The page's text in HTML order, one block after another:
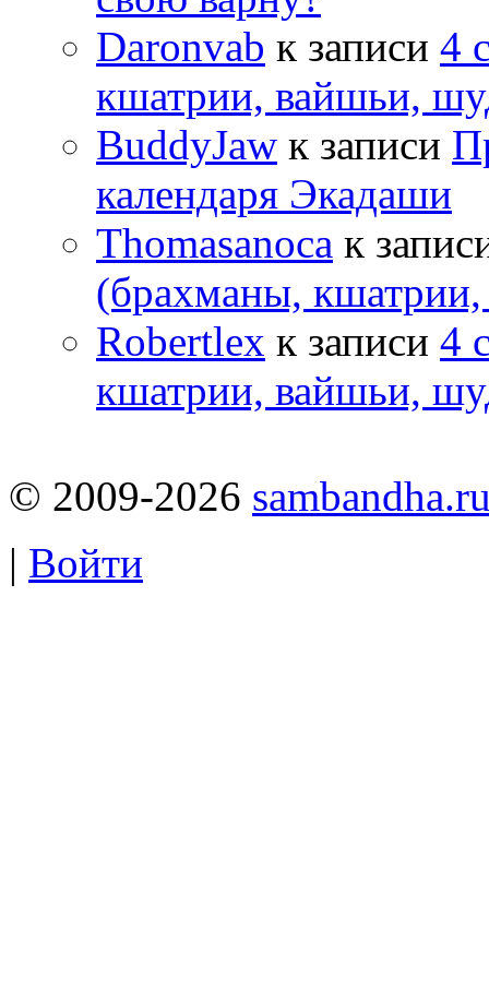
Daronvab к записи 4
кшатрии, вайшьи,
BuddyJaw к записи
календаря Экадаши
Thomasanoca к
(брахманы,
Robertlex к записи 4
кшатрии, вайшьи,
© 2009-2026
| Войти